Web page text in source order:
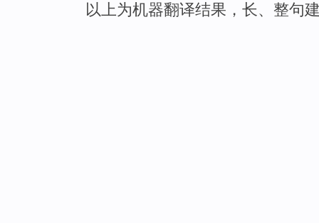
以上为机器翻译结果，长、整句